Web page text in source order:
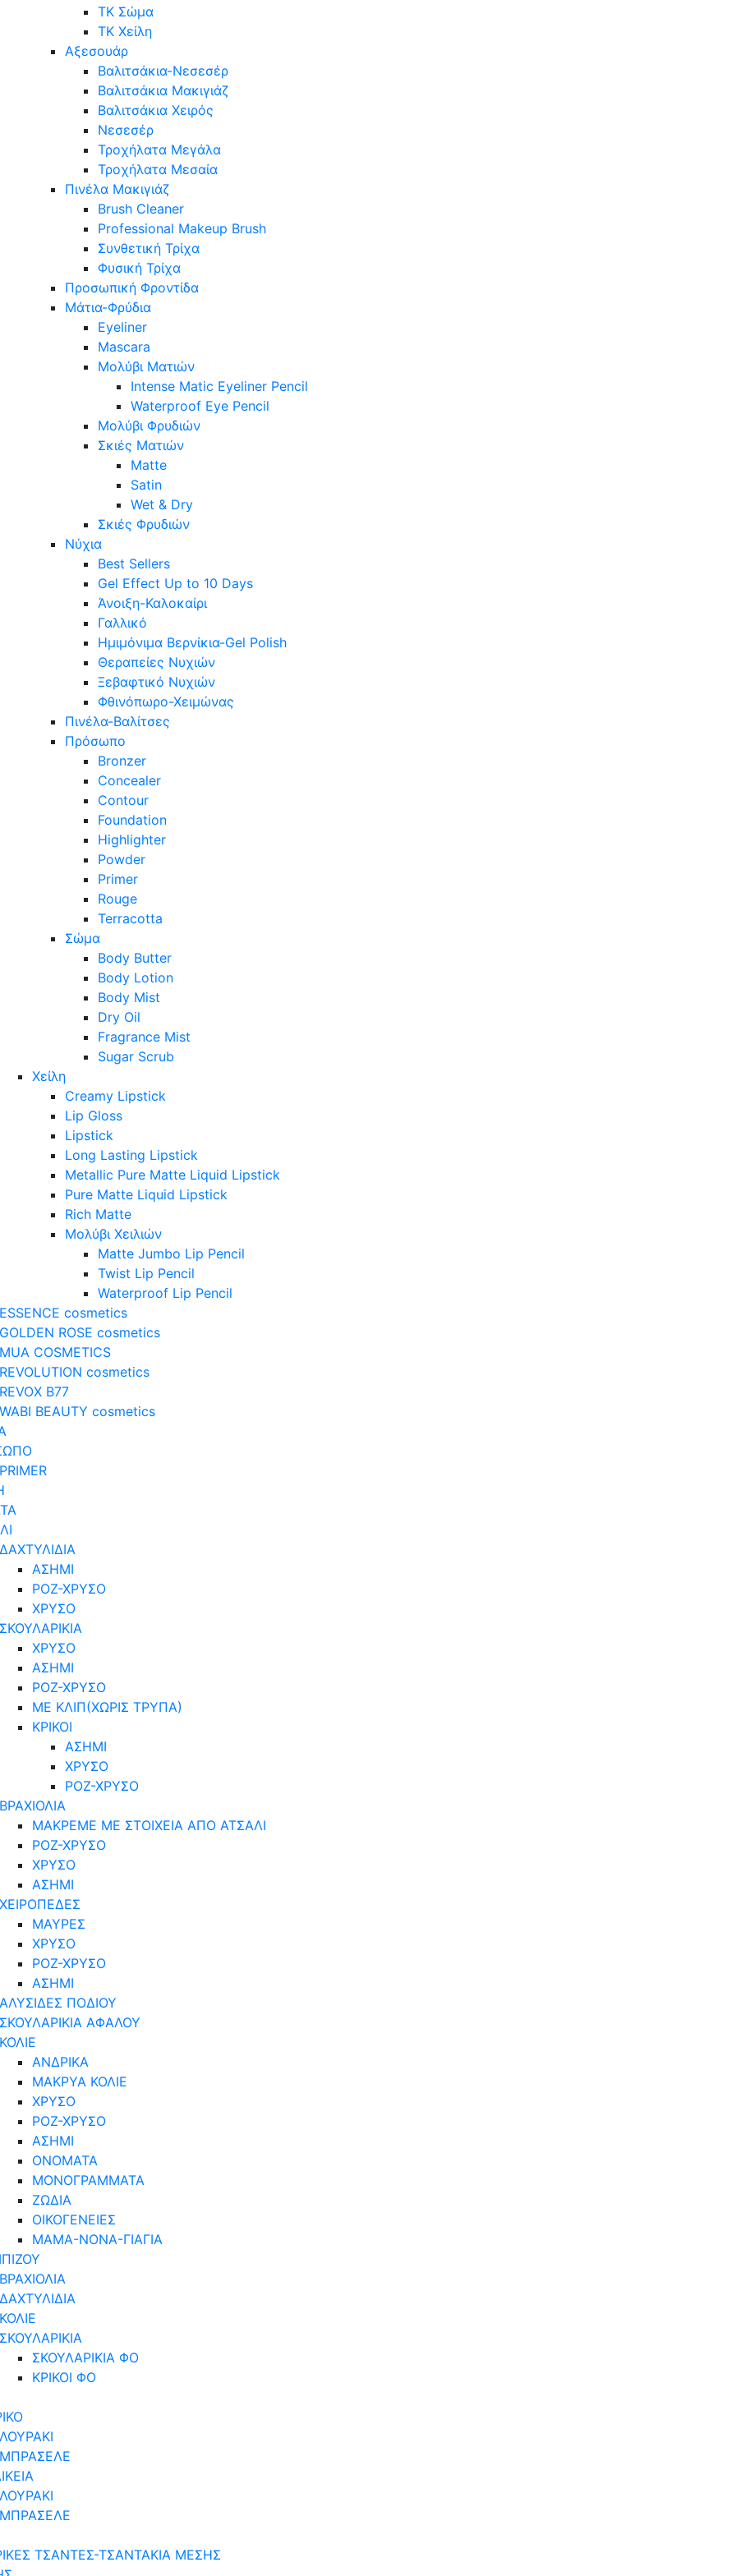
ΤΚ Σώμα
ΤΚ Χείλη
Αξεσουάρ
Βαλιτσάκια-Νεσεσέρ
Βαλιτσάκια Μακιγιάζ
Βαλιτσάκια Χειρός
Νεσεσέρ
Τροχήλατα Μεγάλα
Τροχήλατα Μεσαία
Πινέλα Μακιγιάζ
Brush Cleaner
Professional Makeup Brush
Συνθετική Τρίχα
Φυσική Τρίχα
Προσωπική Φροντίδα
Μάτια-Φρύδια
Eyeliner
Mascara
Μολύβι Ματιών
Intense Matic Eyeliner Pencil
Waterproof Eye Pencil
Μολύβι Φρυδιών
Σκιές Ματιών
Matte
Satin
Wet & Dry
Σκιές Φρυδιών
Νύχια
Best Sellers
Gel Effect Up to 10 Days
Άνοιξη-Καλοκαίρι
Γαλλικό
Ημιμόνιμα Βερνίκια-Gel Polish
Θεραπείες Νυχιών
Ξεβαφτικό Νυχιών
Φθινόπωρο-Χειμώνας
Πινέλα-Βαλίτσες
Πρόσωπο
Bronzer
Concealer
Contour
Foundation
Highlighter
Powder
Primer
Rouge
Terracotta
Σώμα
Body Butter
Body Lotion
Body Mist
Dry Oil
Fragrance Mist
Sugar Scrub
Χείλη
Creamy Lipstick
Lip Gloss
Lipstick
Long Lasting Lipstick
Metallic Pure Matte Liquid Lipstick
Pure Matte Liquid Lipstick
Rich Matte
Μολύβι Χειλιών
Matte Jumbo Lip Pencil
Twist Lip Pencil
Waterproof Lip Pencil
ESSENCE cosmetics
GOLDEN ROSE cosmetics
MUA COSMETICS
REVOLUTION cosmetics
REVOX B77
WABI BEAUTY cosmetics
PRIMER
ΔΑΧΤΥΛΙΔΙΑ
ΑΣΗΜΙ
ΡΟΖ-ΧΡΥΣΟ
ΧΡΥΣΟ
ΣΚΟΥΛΑΡΙΚΙΑ
ΧΡΥΣΟ
ΑΣΗΜΙ
ΡΟΖ-ΧΡΥΣΟ
ΜΕ ΚΛΙΠ(ΧΩΡΙΣ ΤΡΥΠΑ)
ΚΡΙΚΟΙ
ΑΣΗΜΙ
ΧΡΥΣΟ
ΡΟΖ-ΧΡΥΣΟ
ΒΡΑΧΙΟΛΙΑ
ΜΑΚΡΕΜΕ ΜΕ ΣΤΟΙΧΕΙΑ ΑΠΟ ΑΤΣΑΛΙ
ΡΟΖ-ΧΡΥΣΟ
ΧΡΥΣΟ
ΑΣΗΜΙ
ΧΕΙΡΟΠΕΔΕΣ
ΜΑΥΡΕΣ
ΧΡΥΣΟ
ΡΟΖ-ΧΡΥΣΟ
ΑΣΗΜΙ
ΑΛΥΣΙΔΕΣ ΠΟΔΙΟΥ
ΣΚΟΥΛΑΡΙΚΙΑ ΑΦΑΛΟΥ
ΚΟΛΙΕ
ΑΝΔΡΙΚΑ
ΜΑΚΡΥΑ ΚΟΛΙΕ
ΧΡΥΣΟ
ΡΟΖ-ΧΡΥΣΟ
ΑΣΗΜΙ
ΟΝΟΜΑΤΑ
ΜΟΝΟΓΡΑΜΜΑΤΑ
ΖΩΔΙΑ
ΟΙΚΟΓΕΝΕΙΕΣ
ΜΑΜΑ-ΝΟΝΑ-ΓΙΑΓΙΑ
ΒΡΑΧΙΟΛΙΑ
ΔΑΧΤΥΛΙΔΙΑ
ΚΟΛΙΕ
ΣΚΟΥΛΑΡΙΚΙΑ
ΣΚΟΥΛΑΡΙΚΙΑ ΦΟ
ΚΡΙΚΟΙ ΦΟ
ΛΟΥΡΑΚΙ
ΜΠΡΑΣΕΛΕ
ΛΟΥΡΑΚΙ
ΜΠΡΑΣΕΛΕ
ΤΣΑΝΤΕΣ-ΤΣΑΝΤΑΚΙΑ ΜΕΣΗΣ